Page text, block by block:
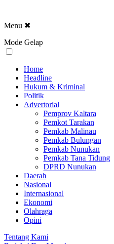
Menu ✖
Mode Gelap
Home
Headline
Hukum & Kriminal
Politik
Advertorial
Pemprov Kaltara
Pemkot Tarakan
Pemkab Malinau
Pemkab Bulungan
Pemkab Nunukan
Pemkab Tana Tidung
DPRD Nunukan
Daerah
Nasional
Internasional
Ekonomi
Olahraga
Opini
Tentang Kami